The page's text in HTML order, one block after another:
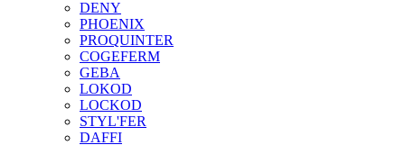
DENY
PHOENIX
PROQUINTER
COGEFERM
GEBA
LOKOD
LOCKOD
STYL'FER
DAFFI